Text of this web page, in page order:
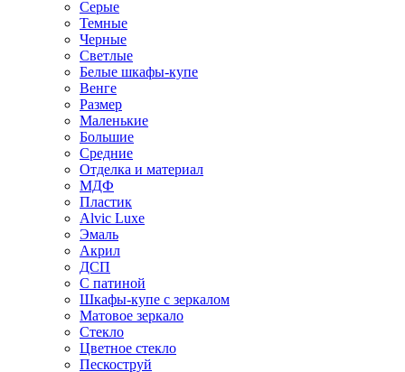
Серые
Темные
Черные
Светлые
Белые шкафы-купе
Венге
Размер
Маленькие
Большие
Средние
Отделка и материал
МДФ
Пластик
Alvic Luxe
Эмаль
Акрил
ДСП
С патиной
Шкафы-купе с зеркалом
Матовое зеркало
Стекло
Цветное стекло
Пескоструй